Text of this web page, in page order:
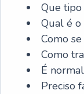
Que tipo
Qual é
Como
Como
É
Preciso